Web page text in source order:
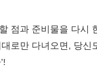
점과 준비물을 다시
로만 다녀오면, 당신